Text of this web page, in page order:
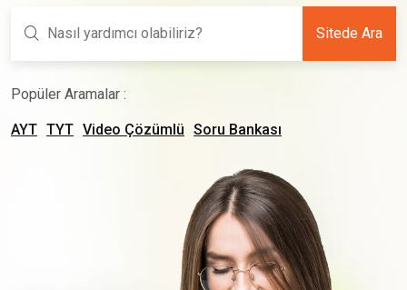
Sitede Ara
Popüler Aramalar :
AYT TYT Video Çözümlü Soru Bankası